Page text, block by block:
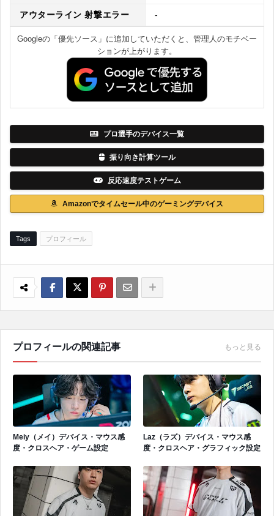
アウターライン 射撃エラー -
Googleの「優先ソース」に追加していただくと、管理人のモチベー
ションが上がります。
プロ選手のデバイス一覧
振り向き計算ツール
反応速度テストゲーム
Amazonでタイムセール中のゲーミングデバイス
Tags プロフィール
プロフィールの関連記事 もっと見る
Meiy（メイ）デバイス・マウス感
度・クロスヘア・ゲーム設定
Laz（ラズ）デバイス・マウス感
度・クロスヘア・グラフィック設定